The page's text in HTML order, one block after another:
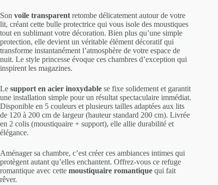
Son voile transparent retombe délicatement autour de votre
lit, créant cette bulle protectrice qui vous isole des moustiques
tout en sublimant votre décoration. Bien plus qu’une simple
protection, elle devient un véritable élément décoratif qui
transforme instantanément l’atmosphère de votre espace de
nuit. Le style princesse évoque ces chambres d’exception qui
inspirent les magazines.
Le support en acier inoxydable se fixe solidement et garantit
une installation simple pour un résultat spectaculaire immédiat.
Disponible en 5 couleurs et plusieurs tailles adaptées aux lits
de 120 à 200 cm de largeur (hauteur standard 200 cm). Livrée
en 2 colis (moustiquaire + support), elle allie durabilité et
élégance.
Aménager sa chambre, c’est créer ces ambiances intimes qui
protègent autant qu’elles enchantent. Offrez-vous ce refuge
romantique avec cette moustiquaire romantique qui fait
rêver.